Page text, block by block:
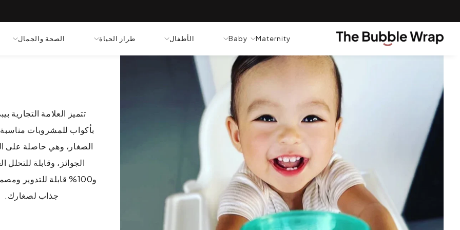
Maternity
Baby الأطفال طراز الحياة الصحة والجمال
TRANSLATION MISSING:
تتميز العلامة التجارية
بأكواب للمشروبات
الصغار، وهي حاصلة على
الجوائز، وقابلة للتحلل
و100% قابلة للتدوير
جذاب لصغارك.